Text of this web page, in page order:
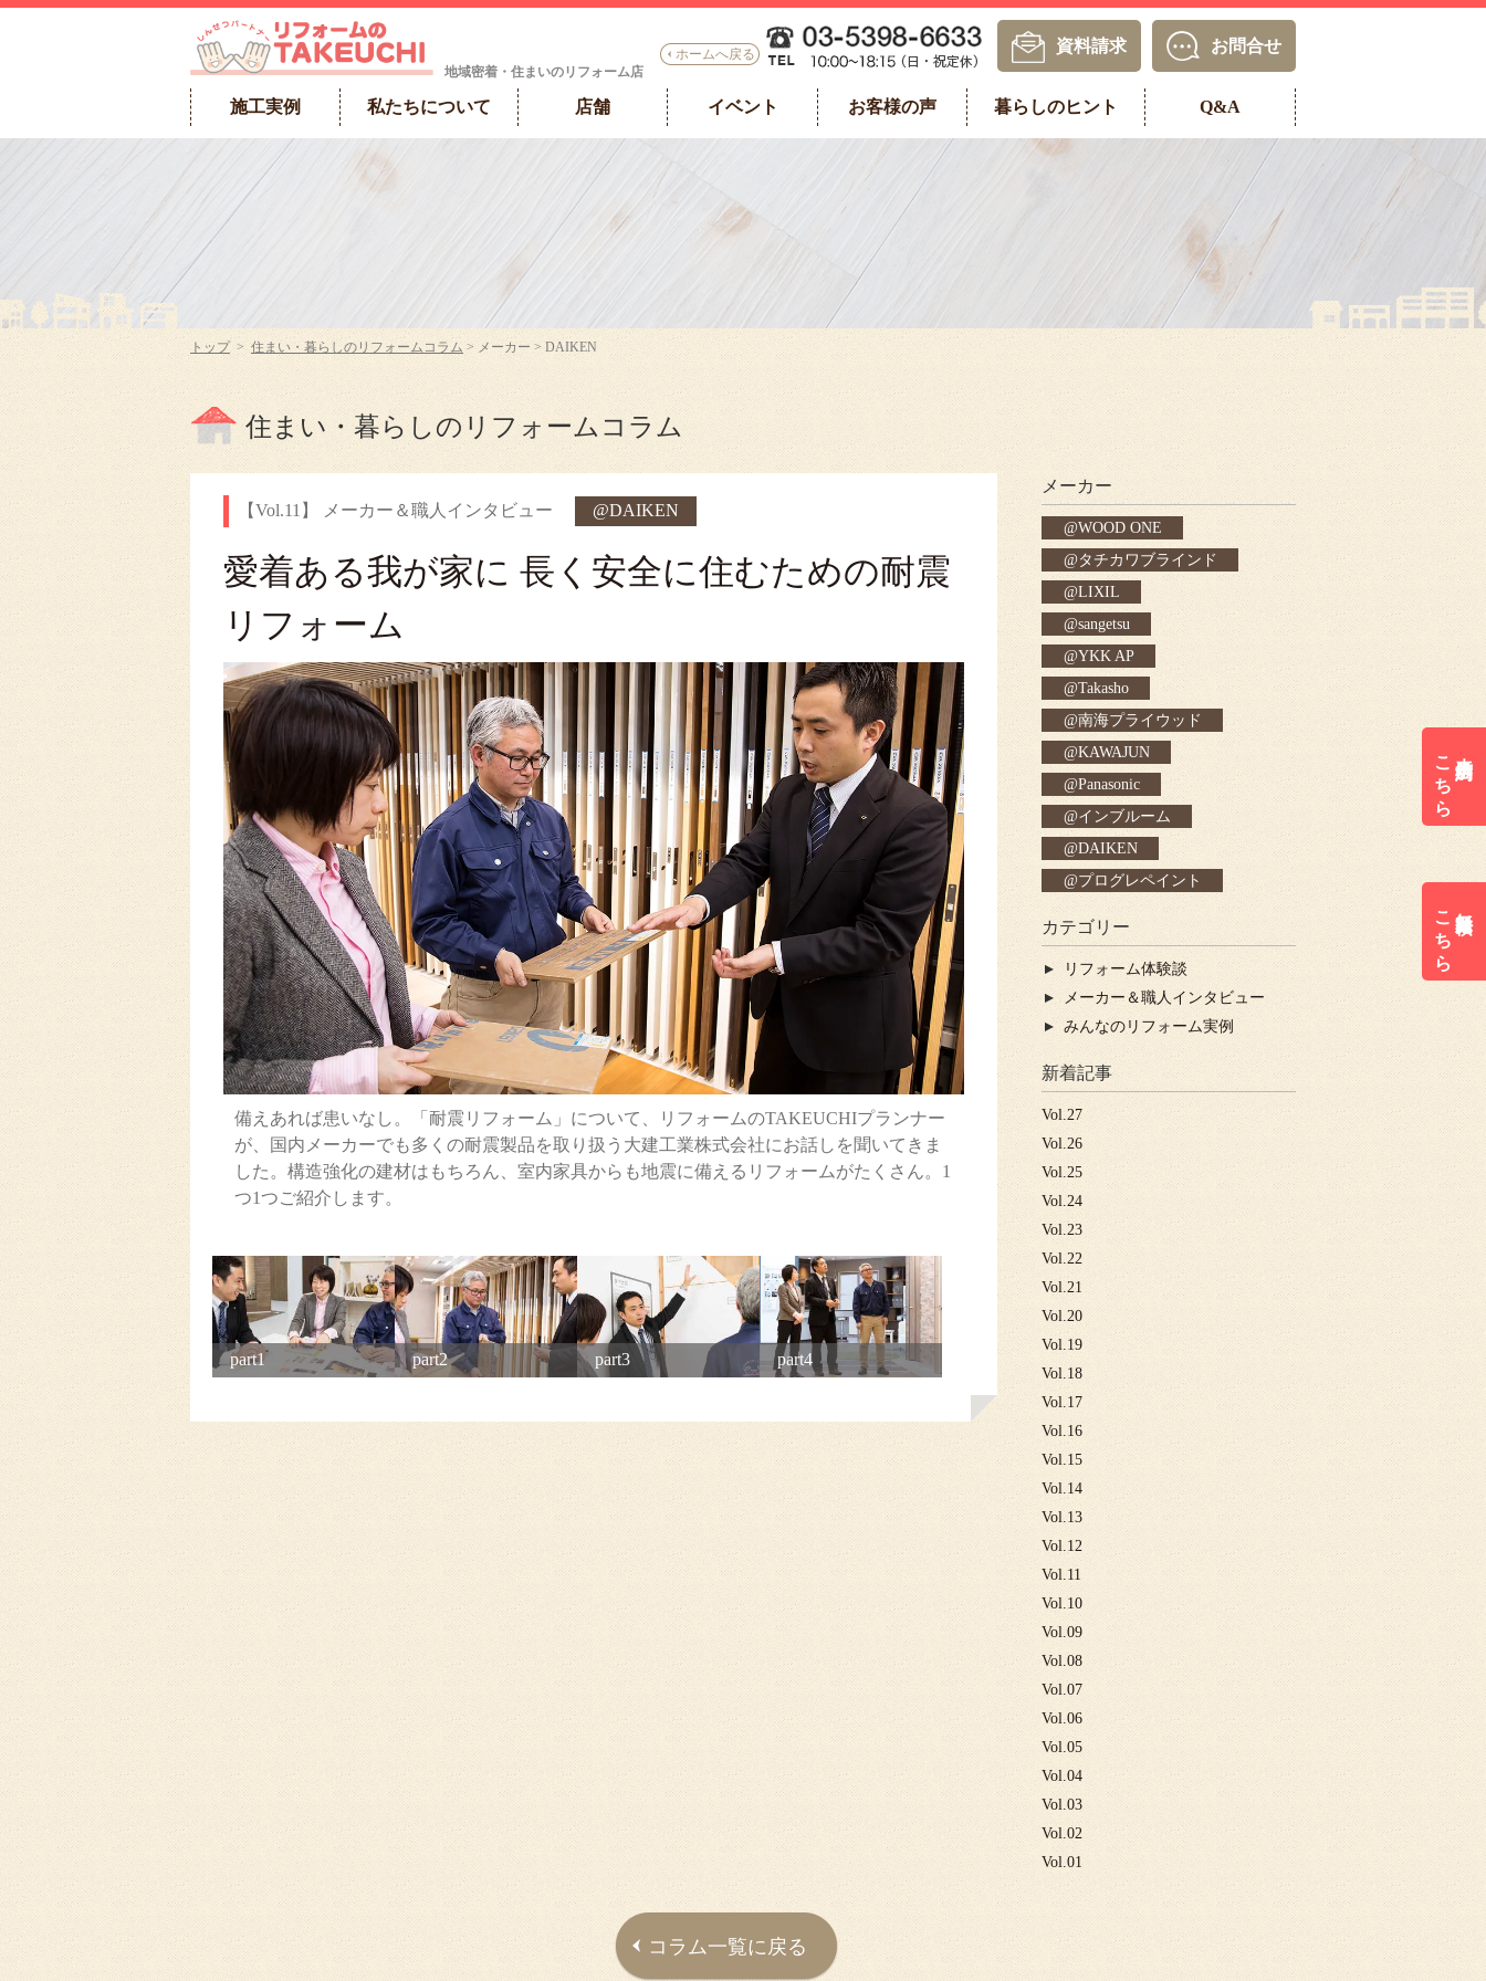
地域密着・住まいのリフォーム店
ホームへ戻る 資料請求 お問合せ
施工実例 私たちについて 店舗 イベント お客様の声 暮らしのヒント Q&A
来店予約は
こちら
無料見積は
こちら
トップ> 住まい・暮らしのリフォームコラム > メーカー > DAIKEN
住まい・暮らしのリフォームコラム
【Vol.11】 メーカー＆職人インタビュー @DAIKEN
愛着ある我が家に 長く安全に住むための耐震
リフォーム
備えあれば患いなし。「耐震リフォーム」について、リフォームのTAKEUCHIプランナー
が、国内メーカーでも多くの耐震製品を取り扱う大建工業株式会社にお話しを聞いてきま
した。構造強化の建材はもちろん、室内家具からも地震に備えるリフォームがたくさん。1
つ1つご紹介します。
part1 part2 part3 part4
メーカー
WOOD ONE
タチカワブラインド
LIXIL
sangetsu
YKK AP
Takasho
南海プライウッド
KAWAJUN
Panasonic
インブルーム
DAIKEN
プログレペイント
カテゴリー
リフォーム体験談
メーカー＆職人インタビュー
みんなのリフォーム実例
新着記事
Vol.27
Vol.26
Vol.25
Vol.24
Vol.23
Vol.22
Vol.21
Vol.20
Vol.19
Vol.18
Vol.17
Vol.16
Vol.15
Vol.14
Vol.13
Vol.12
Vol.11
Vol.10
Vol.09
Vol.08
Vol.07
Vol.06
Vol.05
Vol.04
Vol.03
Vol.02
Vol.01
コラム一覧に戻る